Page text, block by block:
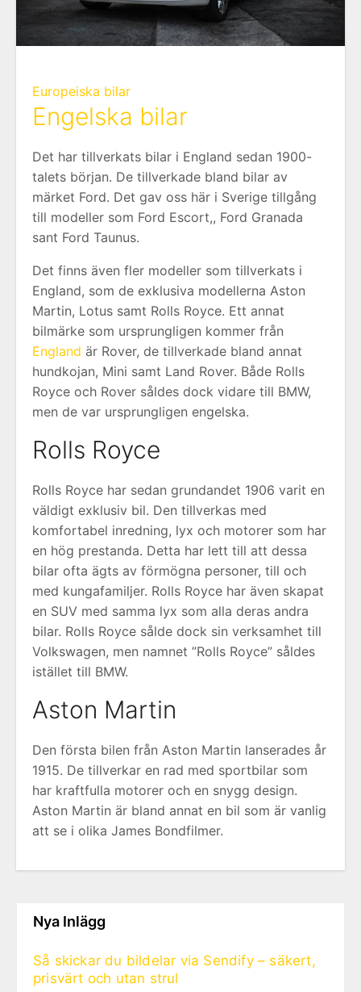
Europeiska bilar
Engelska bilar
Det har tillverkats bilar i England sedan 1900-
talets början. De tillverkade bland bilar av
märket Ford. Det gav oss här i Sverige tillgång
till modeller som Ford Escort,, Ford Granada
sant Ford Taunus.
Det finns även fler modeller som tillverkats i
England, som de exklusiva modellerna Aston
Martin, Lotus samt Rolls Royce. Ett annat
bilmärke som ursprungligen kommer från
England är Rover, de tillverkade bland annat
hundkojan, Mini samt Land Rover. Både Rolls
Royce och Rover såldes dock vidare till BMW,
men de var ursprungligen engelska.
Rolls Royce
Rolls Royce har sedan grundandet 1906 varit en
väldigt exklusiv bil. Den tillverkas med
komfortabel inredning, lyx och motorer som har
en hög prestanda. Detta har lett till att dessa
bilar ofta ägts av förmögna personer, till och
med kungafamiljer. Rolls Royce har även skapat
en SUV med samma lyx som alla deras andra
bilar. Rolls Royce sålde dock sin verksamhet till
Volkswagen, men namnet ”Rolls Royce” såldes
istället till BMW.
Aston Martin
Den första bilen från Aston Martin lanserades år
1915. De tillverkar en rad med sportbilar som
har kraftfulla motorer och en snygg design.
Aston Martin är bland annat en bil som är vanlig
att se i olika James Bondfilmer.
Nya Inlägg
Så skickar du bildelar via Sendify – säkert,
prisvärt och utan strul